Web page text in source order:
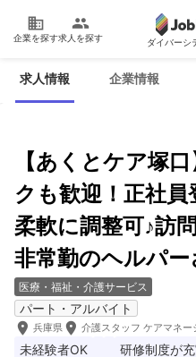
domain
企業を探す
people
求人を探す ダイバーシ
求人情報 企業情報
【あくとケア塚
クも歓迎！正社
柔軟に調整可♪訪
非常勤のヘルパー
医療・福祉・介護サービス
パート・アルバイト
room 兵庫県 room 介護スタッフ ケアマネー
未経験者OK 研修制度が
プライバシーポリシー
採用をお考えの企業様
© 2016